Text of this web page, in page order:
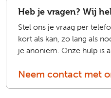
Heb je vragen? Wij
Stel ons je vraag per
kort als kan, zo lang als
je anoniem. Onze hulp is
Neem contact met